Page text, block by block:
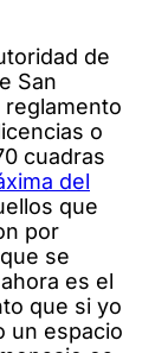
de
San
reglamento
o
cuadras
del
que
por
se
es el
que si yo
un espacio